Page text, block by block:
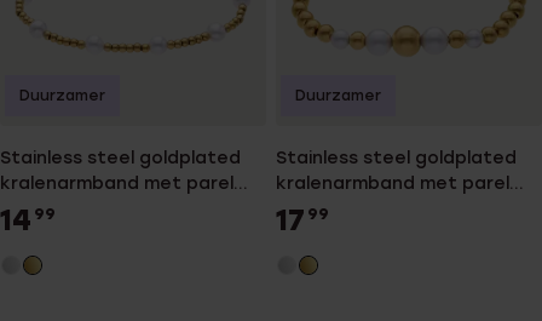
Stainless steel goldplated
kralenarmband met parel
voor dames
14 99
Duurzamer
Stainless steel goldplated
kralenarmband met parel
voor dames
17 99
Duurzamer